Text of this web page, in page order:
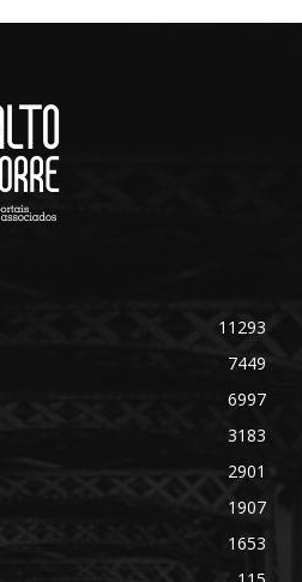
11293
7449
6997
3183
2901
1907
1653